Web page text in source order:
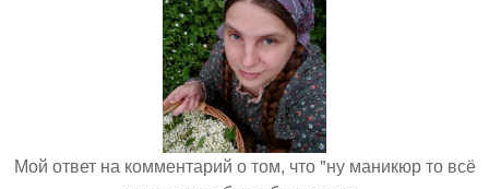
Мой ответ на комментарий о том, что "ну маникюр то всё